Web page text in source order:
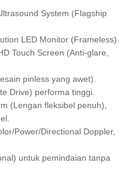
System (Flagship
LED Monitor (Frameless).
Touch Screen (Anti-glare,
pinless yang awet).
Drive) performa tinggi.
(Lengan fleksibel penuh),
Power/Directional Doppler,
untuk pemindaian tanpa